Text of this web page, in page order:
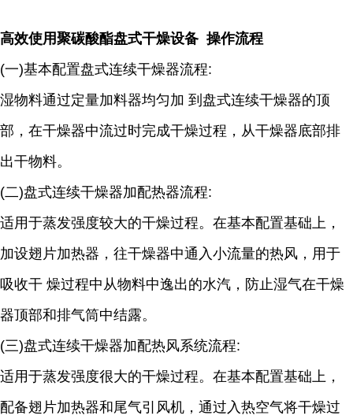
高效使用聚碳酸酯盘式干燥设备 操作流程
(一)基本配置盘式连续干燥器流程:
湿物料通过定量加料器均匀加 到盘式连续干燥器的顶
部，在干燥器中流过时完成干燥过程，从干燥器底部排
出干物料。
(二)盘式连续干燥器加配热器流程:
适用于蒸发强度较大的干燥过程。在基本配置基础上，
加设翅片加热器，往干燥器中通入小流量的热风，用于
吸收干 燥过程中从物料中逸出的水汽，防止湿气在干燥
器顶部和排气筒中结露。
(三)盘式连续干燥器加配热风系统流程:
适用于蒸发强度很大的干燥过程。在基本配置基础上，
配备翅片加热器和尾气引风机，通过入热空气将干燥过